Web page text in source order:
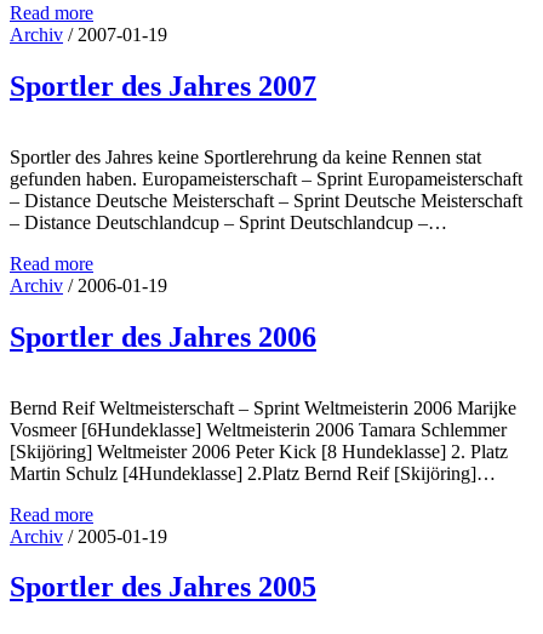
Read more
Archiv / 2007-01-19
Sportler des Jahres 2007
Sportler des Jahres keine Sportlerehrung da keine Rennen stat
gefunden haben. Europameisterschaft – Sprint Europameisterschaft
– Distance Deutsche Meisterschaft – Sprint Deutsche Meisterschaft
– Distance Deutschlandcup – Sprint Deutschlandcup –…
Read more
Archiv / 2006-01-19
Sportler des Jahres 2006
Bernd Reif Weltmeisterschaft – Sprint Weltmeisterin 2006 Marijke
Vosmeer [6Hundeklasse] Weltmeisterin 2006 Tamara Schlemmer
[Skijöring] Weltmeister 2006 Peter Kick [8 Hundeklasse] 2. Platz
Martin Schulz [4Hundeklasse] 2.Platz Bernd Reif [Skijöring]…
Read more
Archiv / 2005-01-19
Sportler des Jahres 2005